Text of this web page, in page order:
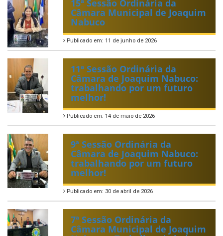
15ª Sessão Ordinária da
Câmara Municipal de Joaquim
Nabuco
Publicado em: 11 de junho de 2026
11ª Sessão Ordinária da
Câmara de Joaquim Nabuco:
trabalhando por um futuro
melhor!
Publicado em: 14 de maio de 2026
9ª Sessão Ordinária da
Câmara de Joaquim Nabuco:
trabalhando por um futuro
melhor!
Publicado em: 30 de abril de 2026
7ª Sessão Ordinária da
Câmara Municipal de Joaquim